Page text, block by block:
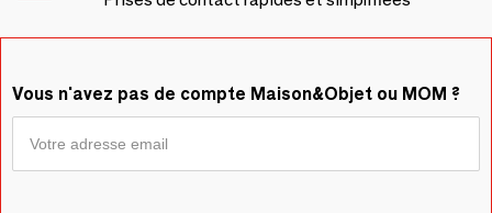
Vous n'avez pas de compte Maison&Objet ou MOM ?